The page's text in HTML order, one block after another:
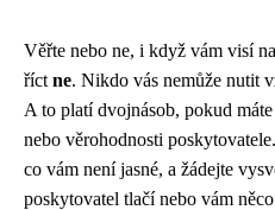
Věřte nebo ne, i když vám visí
říct ne. Nikdo vás nemůže nutit
A to platí dvojnásob, pokud
nebo věrohodnosti
co vám není jasné, a žádejte
poskytovatel tlačí nebo vám